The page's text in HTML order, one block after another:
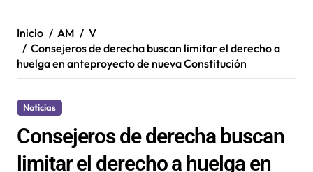
Inicio AM
V
Consejeros de derecha buscan limitar el derecho a
huelga en anteproyecto de nueva Constitución
Noticias
Consejeros de derecha buscan
limitar el derecho a huelga en